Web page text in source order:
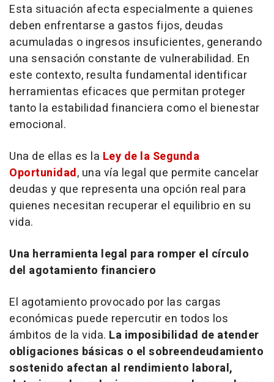
Esta situación afecta especialmente a quienes
deben enfrentarse a gastos fijos, deudas
acumuladas o ingresos insuficientes, generando
una sensación constante de vulnerabilidad. En
este contexto, resulta fundamental identificar
herramientas eficaces que permitan proteger
tanto la estabilidad financiera como el bienestar
emocional.
Una de ellas es la Ley de la Segunda
Oportunidad, una vía legal que permite cancelar
deudas y que representa una opción real para
quienes necesitan recuperar el equilibrio en su
vida.
Una herramienta legal para romper el círculo
del agotamiento financiero
El agotamiento provocado por las cargas
económicas puede repercutir en todos los
ámbitos de la vida. La imposibilidad de atender
obligaciones básicas o el sobreendeudamiento
sostenido afectan al rendimiento laboral,